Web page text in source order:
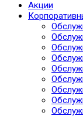
Акции